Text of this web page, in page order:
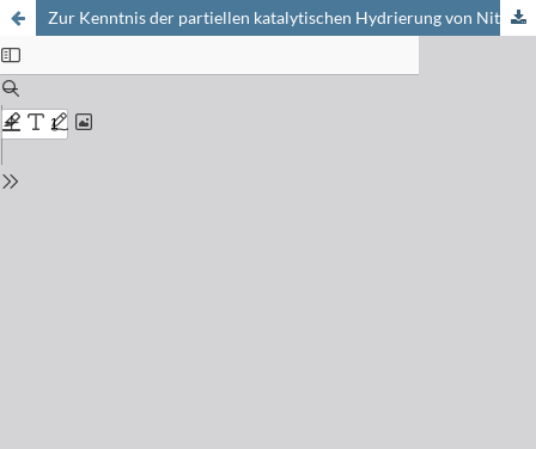
Zur Kenntnis der partiellen katalytischen Hydrierung von Nitrocyclohexan